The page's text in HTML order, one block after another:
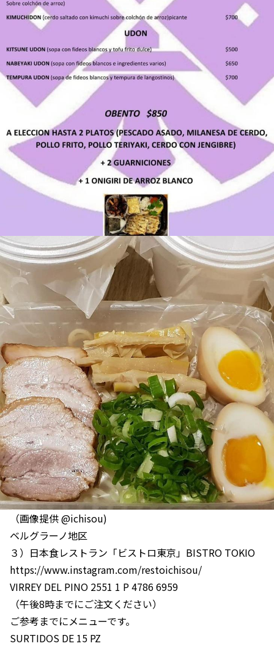
（画像提供 @ichisou)
ベルグラーノ地区
３）日本食レストラン「ビストロ東京」BISTRO TOKIO
https://www.instagram.com/restoichisou/
VIRREY DEL PINO 2551 1 P 4786 6959
（午後8時までにご注文ください）
ご参考までにメニューです。
SURTIDOS DE 15 PZ